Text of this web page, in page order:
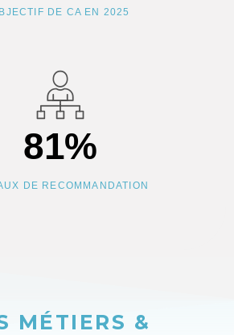
DE CA EN 2025
81%
DE RECOMMANDATION
MÉTIERS &